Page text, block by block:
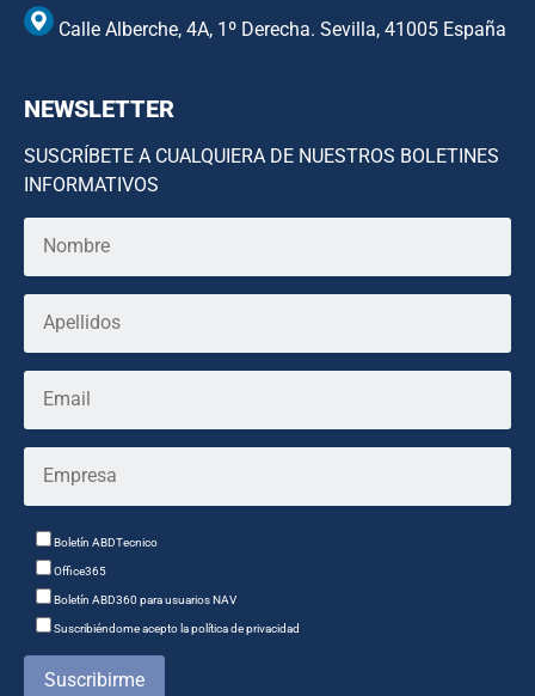
Calle Alberche, 4A, 1º Derecha. Sevilla, 41005 España
NEWSLETTER
SUSCRÍBETE A CUALQUIERA DE NUESTROS BOLETINES
INFORMATIVOS
Boletín ABDTecnico
Office365
Boletín ABD360 para usuarios NAV
Suscribiéndome acepto la política de privacidad
Suscribirme